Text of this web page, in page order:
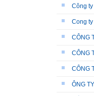
Công
Cong
CÔNG
CÔNG
CÔNG
ÔNG